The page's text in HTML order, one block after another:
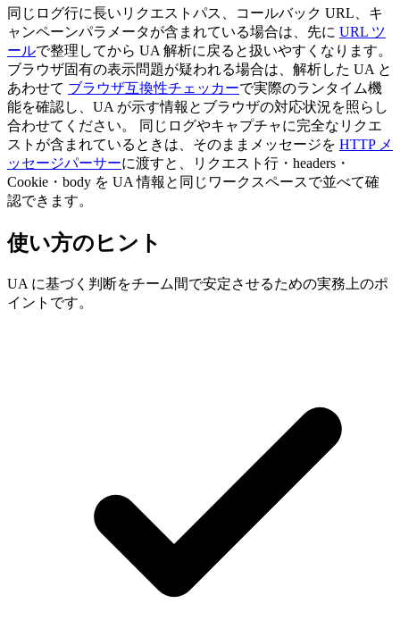
同じログ行に長いリクエストパス、コールバック URL、キ
ャンペーンパラメータが含まれている場合は、先に URL ツ
ールで整理してから UA 解析に戻ると扱いやすくなります。
ブラウザ固有の表示問題が疑われる場合は、解析した UA と
あわせて ブラウザ互換性チェッカーで実際のランタイム機
能を確認し、UA が示す情報とブラウザの対応状況を照らし
合わせてください。 同じログやキャプチャに完全なリクエ
ストが含まれているときは、そのままメッセージを HTTP メ
ッセージパーサーに渡すと、リクエスト行・headers・
Cookie・body を UA 情報と同じワークスペースで並べて確
認できます。
使い方のヒント
UA に基づく判断をチーム間で安定させるための実務上のポ
イントです。